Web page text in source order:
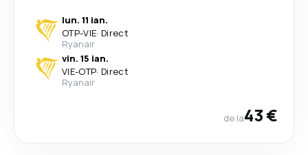
lun. 11 ian.
OTP-VIE· Direct
Ryanair
vin. 15 ian.
VIE-OTP· Direct
Ryanair
de la43 €